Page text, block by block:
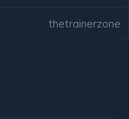
thetrainerzone